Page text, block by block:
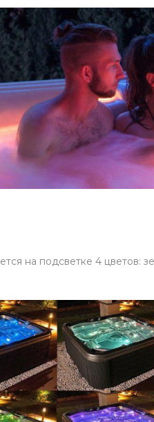
на подсветке 4 цветов: